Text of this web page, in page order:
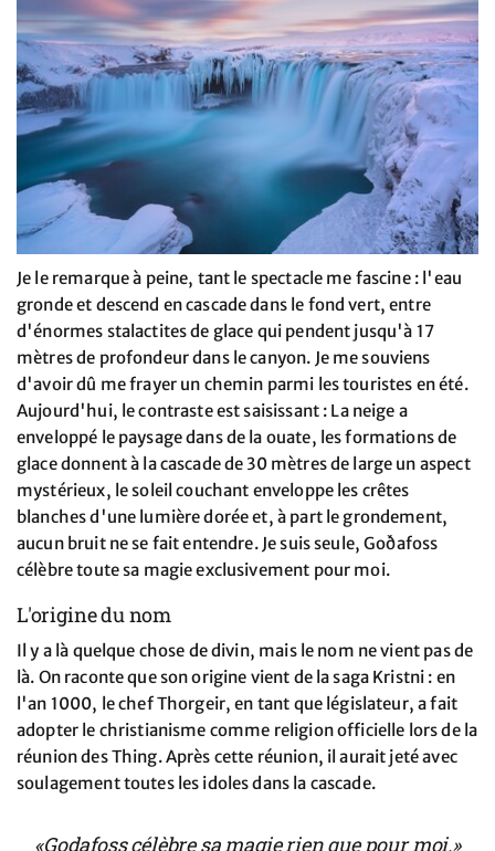
Je le remarque à peine, tant le spectacle me fascine : l'eau
gronde et descend en cascade dans le fond vert, entre
d'énormes stalactites de glace qui pendent jusqu'à 17
mètres de profondeur dans le canyon. Je me souviens
d'avoir dû me frayer un chemin parmi les touristes en été.
Aujourd'hui, le contraste est saisissant : La neige a
enveloppé le paysage dans de la ouate, les formations de
glace donnent à la cascade de 30 mètres de large un aspect
mystérieux, le soleil couchant enveloppe les crêtes
blanches d'une lumière dorée et, à part le grondement,
aucun bruit ne se fait entendre. Je suis seule, Goðafoss
célèbre toute sa magie exclusivement pour moi.
L'origine du nom
Il y a là quelque chose de divin, mais le nom ne vient pas de
là. On raconte que son origine vient de la saga Kristni : en
l'an 1000, le chef Thorgeir, en tant que législateur, a fait
adopter le christianisme comme religion officielle lors de la
réunion des Thing. Après cette réunion, il aurait jeté avec
soulagement toutes les idoles dans la cascade.
«Godafoss célèbre sa magie rien que pour moi.»